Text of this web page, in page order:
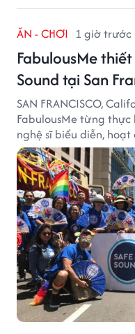
ĂN - CHƠI 1 giờ trước
FabulousMe
Sound tại San
SAN FRANCISCO,
FabulousMe từng
nghệ sĩ biểu diễn,
2019 mang một bối
chức phi lợi nhuận tại
lĩnh vực phòng ngừa
và xây dựng môi